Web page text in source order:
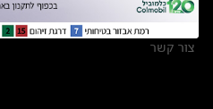
מרכזי שירות
צור קשר